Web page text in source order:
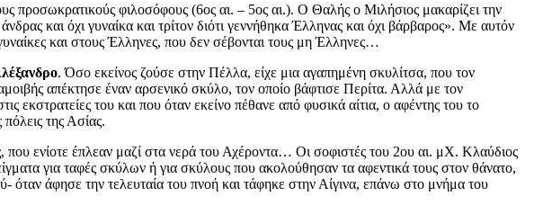
προσωκρατικούς φιλοσόφους (6ος αι. – 5ος αι.). Ο Θαλής ο Μιλήσιος μακαρίζει την
και όχι γυναίκα και τρίτον διότι γεννήθηκα Έλληνας και όχι βάρβαρος». Με αυτόν
και στους Έλληνες, που δεν σέβονται τους μη Έλληνες…
. Όσο εκείνος ζούσε στην Πέλλα, είχε μια αγαπημένη σκυλίτσα, που τον
απέκτησε έναν αρσενικό σκύλο, τον οποίο βάφτισε Περίτα. Αλλά με τον
του και που όταν εκείνο πέθανε από φυσικά αίτια, ο αφέντης του το
της Ασίας.
ενίοτε έπλεαν μαζί στα νερά του Αχέροντα… Οι σοφιστές του 2ου αι. μΧ. Κλαύδιος
για ταφές σκύλων ή για σκύλους που ακολούθησαν τα αφεντικά τους στον θάνατο,
όταν άφησε την τελευταία του πνοή και τάφηκε στην Αίγινα, επάνω στο μνήμα του